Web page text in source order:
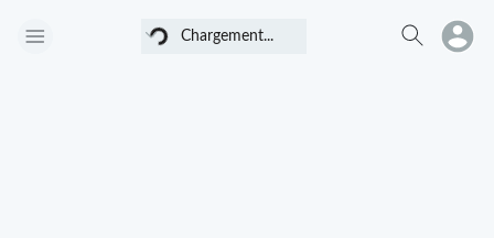
Chargement... Chargement...